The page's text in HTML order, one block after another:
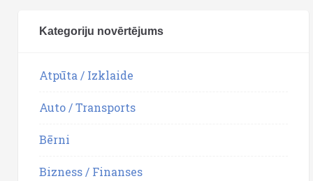
Kategoriju novērtējums
Atpūta / Izklaide
Auto / Transports
Bērni
Bizness / Finanses